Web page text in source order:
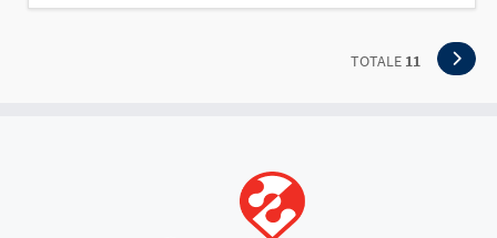
Assistenza infermieristica agli ospiti in cure
monitoraggio clinico. - Collaborazione con medici,TOTALE 11